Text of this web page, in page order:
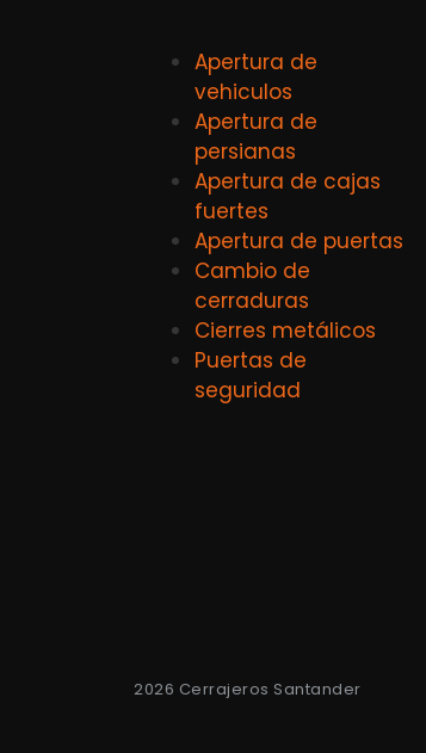
Apertura de
vehiculos
Apertura de
persianas
Apertura de cajas
fuertes
Apertura de puertas
Cambio de
cerraduras
Cierres metálicos
Puertas de
seguridad
2026 Cerrajeros Santander